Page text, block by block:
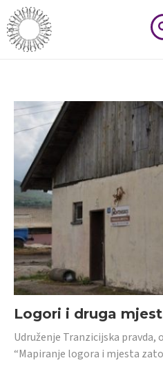
Logori i druga
Udruženje Tranzicijska
“Mapiranje logora i mjesta